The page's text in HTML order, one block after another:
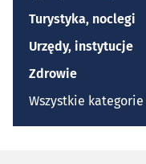
Turystyka, noclegi
Urzędy, instytucje
Zdrowie
Wszystkie kategorie